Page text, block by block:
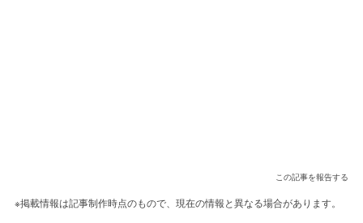
この記事を報告する
※掲載情報は記事制作時点のもので、現在の情報と異なる場合があります。